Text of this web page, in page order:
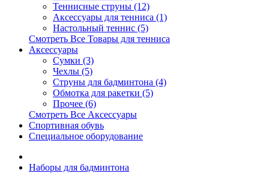
Теннисные струны (12)
Аксессуары для тенниса (1)
Настольный теннис (5)
Смотреть Все Товары для тенниса
Аксессуары
Сумки (3)
Чехлы (5)
Струны для бадминтона (4)
Обмотка для ракетки (5)
Прочее (6)
Смотреть Все Аксессуары
Спортивная обувь
Специальное оборудование
Наборы для бадминтона